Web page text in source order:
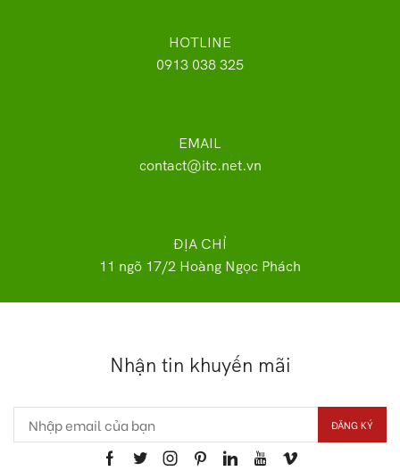
HOTLINE
0913 038 325
EMAIL
contact@itc.net.vn
ĐỊA CHỈ
11 ngõ 17/2 Hoàng Ngọc Phách
Nhận tin khuyến mãi